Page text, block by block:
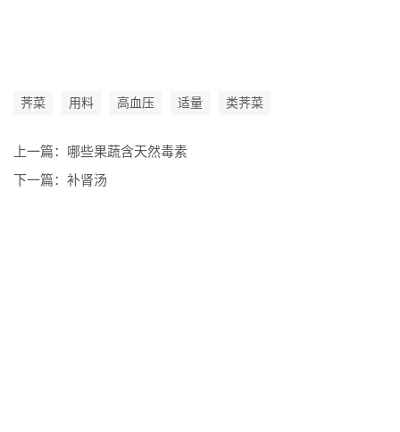
荠菜 用料 高血压 适量 类荠菜
上一篇： 哪些果蔬含天然毒素
下一篇： 补肾汤